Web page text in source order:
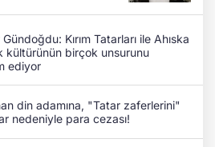
Kırım Tatarları ile Ahıska
kültürünün birçok unsurunu
ediyor
din adamına, "Tatar zaferlerini"
nedeniyle para cezası!